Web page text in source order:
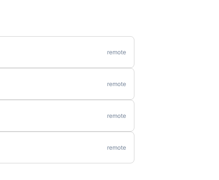
remote
remote
remote
remote